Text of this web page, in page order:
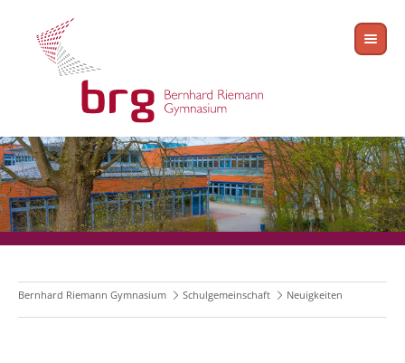
Bernhard Riemann Gymnasium Schulgemeinschaft Neuigkeiten